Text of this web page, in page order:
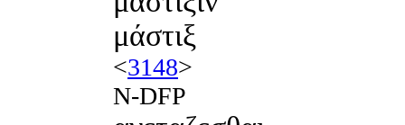
μάστιξ
<3148>
N-DFP